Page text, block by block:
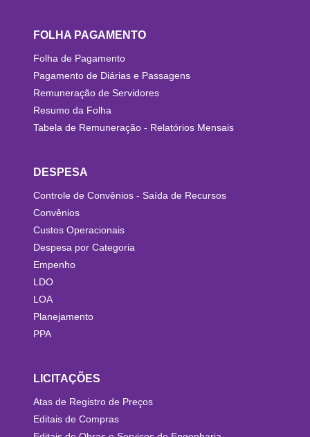
FOLHA PAGAMENTO
Folha de Pagamento
Pagamento de Diárias e Passagens
Remuneração de Servidores
Resumo da Folha
Tabela de Remuneração - Relatórios Mensais
DESPESA
Controle de Convênios - Saída de Recursos
Convênios
Custos Operacionais
Despesa por Categoria
Empenho
LDO
LOA
Planejamento
PPA
LICITAÇÕES
Atas de Registro de Preços
Editais de Compras